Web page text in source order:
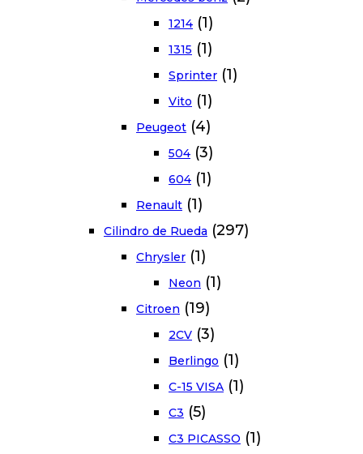
1214 (1)
1315 (1)
Sprinter (1)
Vito (1)
Peugeot (4)
504 (3)
604 (1)
Renault (1)
Cilindro de Rueda (297)
Chrysler (1)
Neon (1)
Citroen (19)
2CV (3)
Berlingo (1)
C-15 VISA (1)
C3 (5)
C3 PICASSO (1)